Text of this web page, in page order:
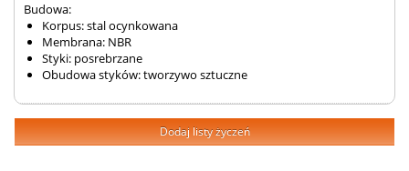
Budowa:
Korpus: stal ocynkowana
Membrana: NBR
Styki: posrebrzane
Obudowa styków: tworzywo sztuczne
Dodaj listy życzeń